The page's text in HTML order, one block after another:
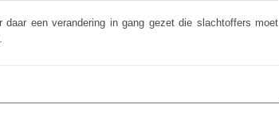
een verandering in gang gezet die slachtoffers moet